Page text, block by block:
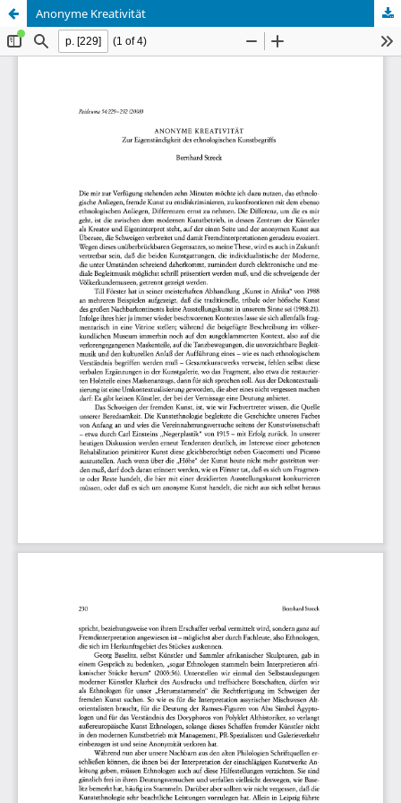
Anonyme Kreativität